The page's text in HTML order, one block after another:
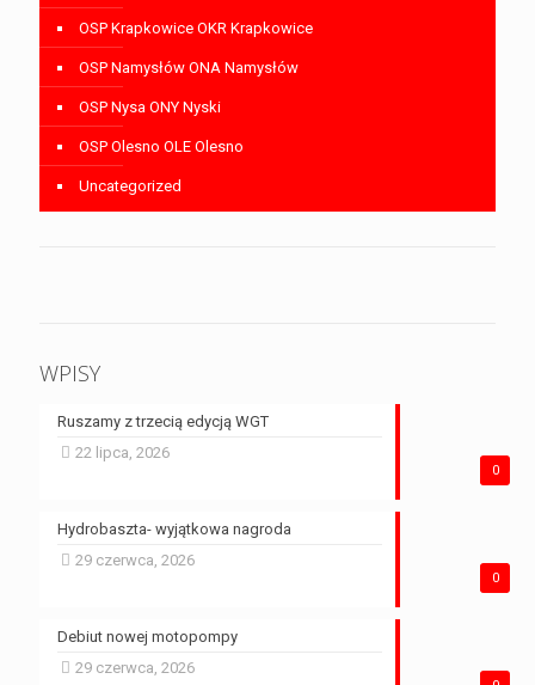
OSP Krapkowice OKR Krapkowice
OSP Namysłów ONA Namysłów
OSP Nysa ONY Nyski
OSP Olesno OLE Olesno
Uncategorized
WPISY
0
Ruszamy z trzecią edycją WGT
22 lipca, 2026
0
Hydrobaszta- wyjątkowa nagroda
29 czerwca, 2026
Debiut nowej motopompy
29 czerwca, 2026